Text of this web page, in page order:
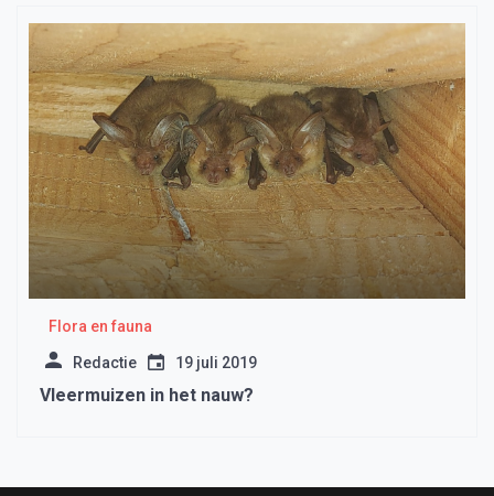
Flora en fauna
Redactie 19 juli 2019
Vleermuizen in het nauw?